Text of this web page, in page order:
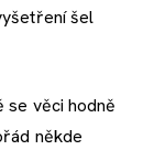
šel
se věci hodně
někde